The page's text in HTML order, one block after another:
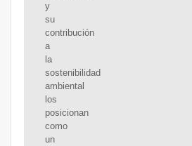
y
su
contribución
a
la
sostenibilidad
ambiental
los
posicionan
como
un